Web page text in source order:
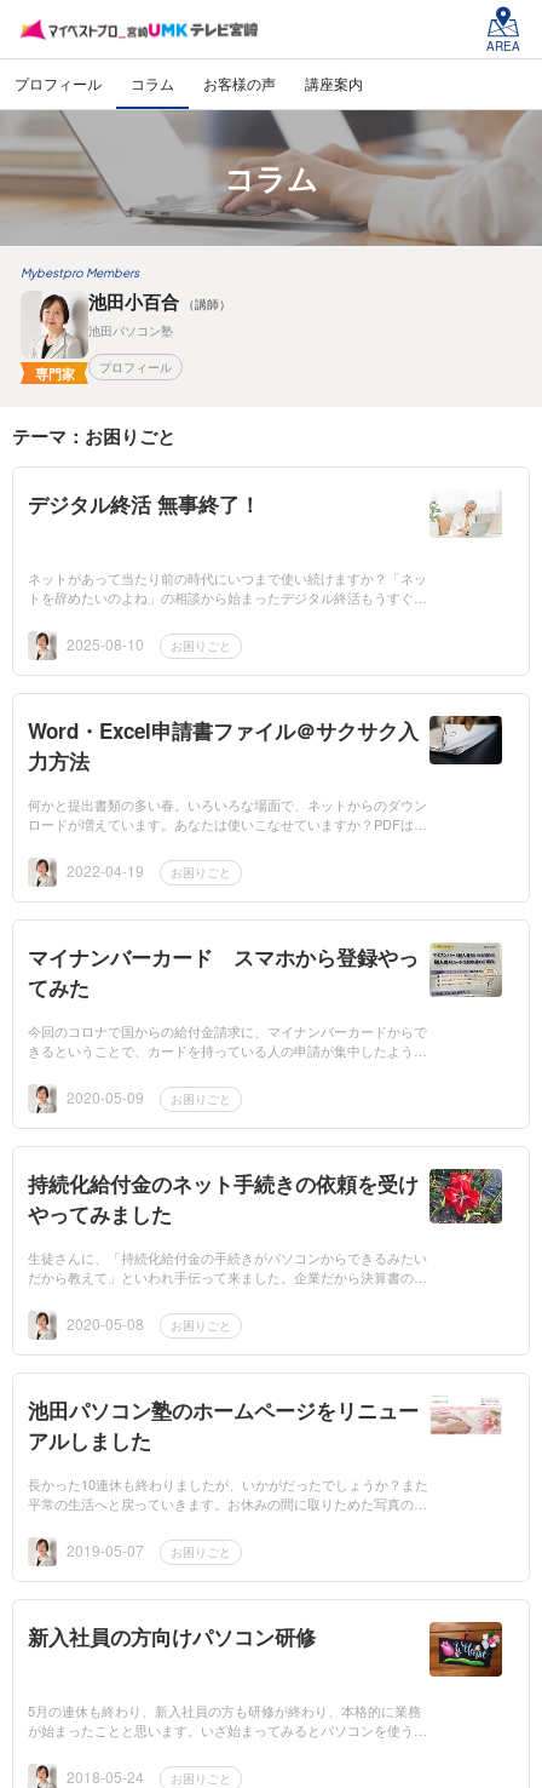
AREA
プロフィール コラム お客様の声 講座案内
コラム
Mybestpro Members
専門家
池田小百合
（講師）
池田パソコン塾
プロフィール
テーマ：お困りごと
デジタル終活 無事終了！
ネットがあって当たり前の時代にいつまで使い続けますか？「ネッ
トを辞めたいのよね」の相談から始まったデジタル終活もうすぐ90
と甥の...2025-08-10 お困りごと
Word・Excel申請書ファイル＠サクサク入
力方法
何かと提出書類の多い春。いろいろな場面で、ネットからのダウン
ロードが増えています。あなたは使いこなせていますか？PDFは手
やExcelは、直...
2022-04-19 お困りごと
マイナンバーカード スマホから登録やっ
てみた
今回のコロナで国からの給付金請求に、マイナンバーカードからで
きるということで、カードを持っている人の申請が集中したようで
ったのにね。私...
2020-05-09 お困りごと
持続化給付金のネット手続きの依頼を受け
やってみました
生徒さんに、「持続化給付金の手続きがパソコンからできるみたい
だから教えて」といわれ手伝って来ました。企業だから決算書の書
用意してくだ...
2020-05-08 お困りごと
池田パソコン塾のホームページをリニュー
アルしました
長かった10連休も終わりましたが、いかがだったでしょうか？また
平常の生活へと戻っていきます。お休みの間に取りためた写真の整
り。晴れ間に...
2019-05-07 お困りごと
新入社員の方向けパソコン研修
5月の連休も終わり、新入社員の方も研修が終わり、本格的に業務
が始まったことと思います。いざ始まってみるとパソコンを使うこ
前で不安を抱え...
2018-05-24 お困りごと